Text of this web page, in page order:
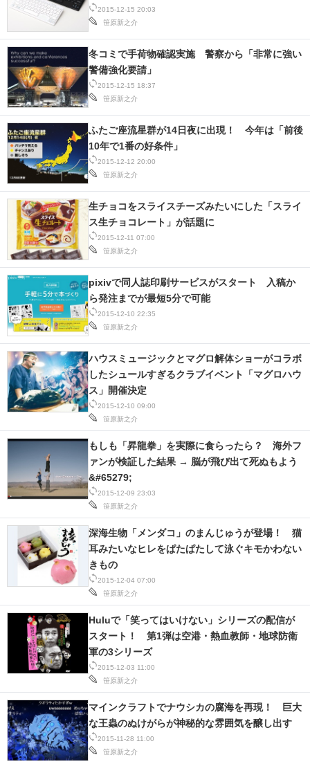
2015-12-15 20:03
笹原新之介
2015-12-15 18:37
笹原新之介
冬コミで手荷物確認実施 警察から「非常に強い
警備強化要請」
2015-12-12 20:00
笹原新之介
ふたご座流星群が14日夜に出現！ 今年は「前後
10年で1番の好条件」
2015-12-11 07:00
笹原新之介
生チョコをスライスチーズみたいにした「スライ
ス生チョコレート」が話題に
2015-12-10 22:35
笹原新之介
pixivで同人誌印刷サービスがスタート 入稿か
ら発注までが最短5分で可能
2015-12-10 09:00
笹原新之介
ハウスミュージックとマグロ解体ショーがコラボ
したシュールすぎるクラブイベント「マグロハウ
ス」開催決定
2015-12-09 23:03
笹原新之介
もしも「昇龍拳」を実際に食らったら？ 海外フ
ァンが検証した結果 → 脳が飛び出て死ぬもよう
&#65279;
2015-12-04 07:00
笹原新之介
深海生物「メンダコ」のまんじゅうが登場！ 猫
耳みたいなヒレをぱたぱたして泳ぐキモかわない
きもの
2015-12-03 11:00
笹原新之介
Huluで「笑ってはいけない」シリーズの配信が
スタート！ 第1弾は空港・熱血教師・地球防衛
軍の3シリーズ
2015-11-28 11:00
笹原新之介
マインクラフトでナウシカの腐海を再現！ 巨大
な王蟲のぬけがらが神秘的な雰囲気を醸し出す